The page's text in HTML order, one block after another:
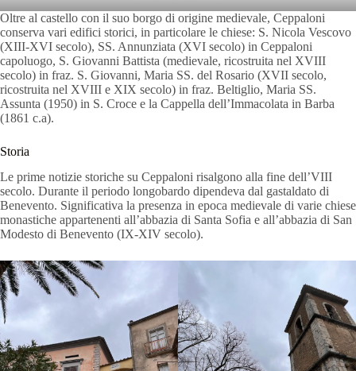
Oltre al castello con il suo borgo di origine medievale, Ceppaloni
conserva vari edifici storici, in particolare le chiese: S. Nicola Vescovo
(XIII-XVI secolo), SS. Annunziata (XVI secolo) in Ceppaloni
capoluogo, S. Giovanni Battista (medievale, ricostruita nel XVIII
secolo) in fraz. S. Giovanni, Maria SS. del Rosario (XVII secolo,
ricostruita nel XVIII e XIX secolo) in fraz. Beltiglio, Maria SS.
Assunta (1950) in S. Croce e la Cappella dell’Immacolata in Barba
(1861 c.a).
Storia
Le prime notizie storiche su Ceppaloni risalgono alla fine dell’VIII
secolo. Durante il periodo longobardo dipendeva dal gastaldato di
Benevento. Significativa la presenza in epoca medievale di varie chiese
monastiche appartenenti all’abbazia di Santa Sofia e all’abbazia di San
Modesto di Benevento (IX-XIV secolo).